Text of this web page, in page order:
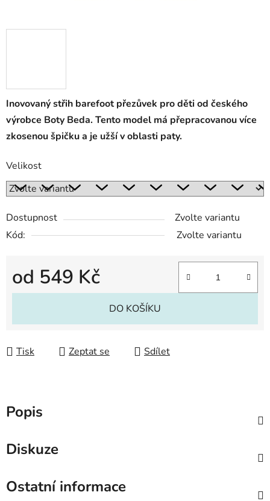
Inovovaný střih barefoot přezůvek pro děti od českého
výrobce Boty Beda. Tento model má přepracovanou více
zkosenou špičku a je užší v oblasti paty.
Velikost
Dostupnost
Zvolte variantu
Kód:
Zvolte variantu
od 549 Kč
Měrná cena:
DO KOŠÍKU
Tisk Zeptat se Sdílet
Popis
Diskuze
Ostatní informace